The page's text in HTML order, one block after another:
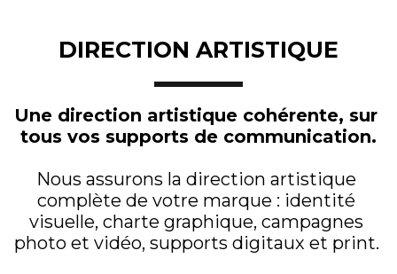
DIRECTION ARTISTIQUE
Une direction artistique cohérente, sur
tous vos supports de communication.
Nous assurons la direction artistique
complète de votre marque : identité
visuelle, charte graphique, campagnes
photo et vidéo, supports digitaux et print.